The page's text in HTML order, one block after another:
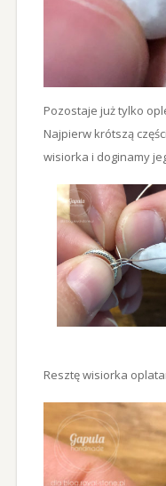
Pozostaje już tylko
Najpierw krótszą
wisiorka i doginamy
Resztę wisiorka